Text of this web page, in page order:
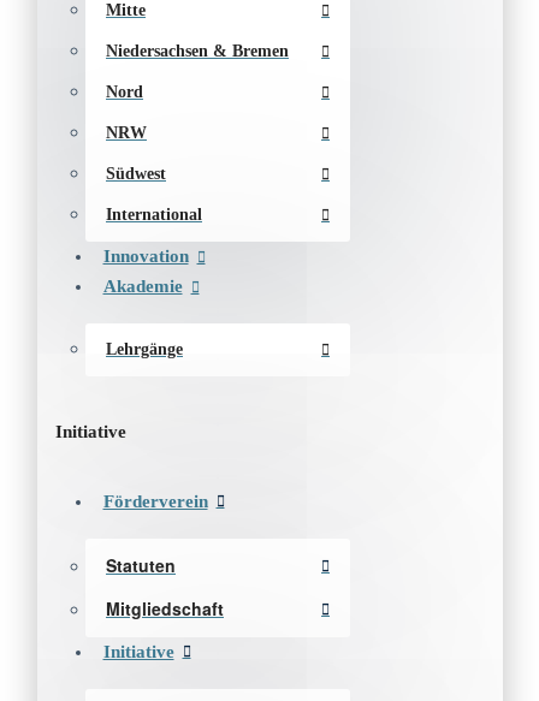
Mitte
Niedersachsen & Bremen
Nord
NRW
Südwest
International
Innovation
Akademie
Lehrgänge
Initiative
Förderverein
Statuten
Mitgliedschaft
Initiative